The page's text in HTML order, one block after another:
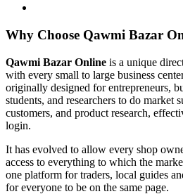
Why Choose Qawmi Bazar
Qawmi Bazar Online is a unique
with every small to large business
originally designed for entrepreneurs,
students, and researchers to do market
customers, and product research,
login.
It has evolved to allow every shop
access to everything to which the
one platform for traders, local guides
for everyone to be on the same page.